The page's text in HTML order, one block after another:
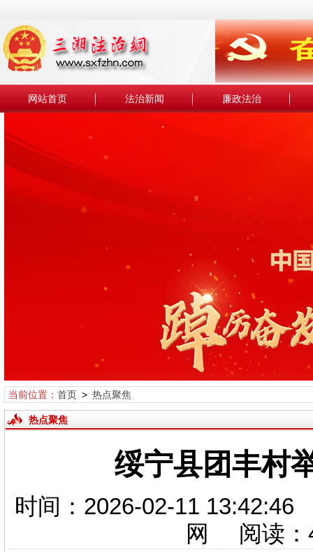
网站首页 法治新闻 廉政法治
当前位置： 首页> 热点聚焦
热点聚焦
绥宁县团丰村
时间：2026-02-11
网 阅读：